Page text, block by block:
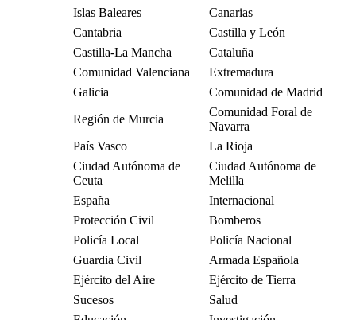
Islas Baleares
Canarias
Cantabria
Castilla y León
Castilla-La Mancha
Cataluña
Comunidad Valenciana
Extremadura
Galicia
Comunidad de Madrid
Región de Murcia
Comunidad Foral de
Navarra
País Vasco
La Rioja
Ciudad Autónoma de
Ceuta
Ciudad Autónoma de
Melilla
España
Internacional
Protección Civil
Bomberos
Policía Local
Policía Nacional
Guardia Civil
Armada Española
Ejército del Aire
Ejército de Tierra
Sucesos
Salud